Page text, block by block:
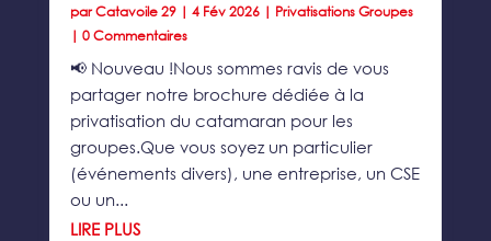
parCatavoile 29| 4 Fév 2026| Privatisations Groupes
| 0 Commentaires
📢 Nouveau !Nous sommes ravis de vous
partager notre brochure dédiée à la
privatisation du catamaran pour les
groupes.Que vous soyez un particulier
(événements divers), une entreprise, un CSE
ou un...
LIRE PLUS